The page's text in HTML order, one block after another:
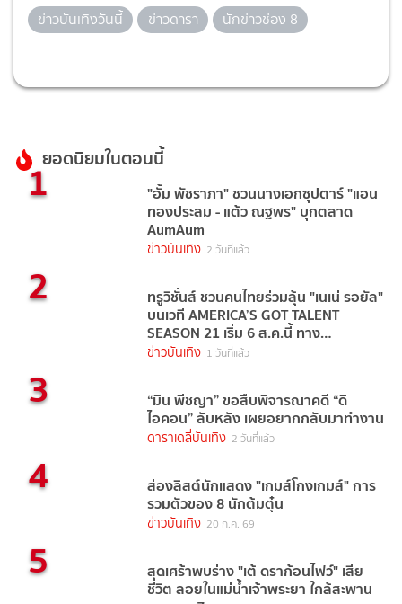
ข่าวบันเทิงวันนี้
ข่าวดารา นักข่าวช่อง 8
ยอดนิยมในตอนนี้
1 "อั้ม พัชราภา" ชวนนางเอกซุปตาร์ "แอน
ทองประสม - แต้ว ณฐพร" บุกตลาด
AumAum
ข่าวบันเทิง 2 วันที่แล้ว
2 ทรูวิชั่นส์ ชวนคนไทยร่วมลุ้น "เนเน่ รอยัล"
บนเวที AMERICA’S GOT TALENT
SEASON 21 เริ่ม 6 ส.ค.นี้ ทาง
TrueVisions NOW
ข่าวบันเทิง 1 วันที่แล้ว
3 “มิน พีชญา” ขอสืบพิจารณาคดี “ดิ
ไอคอน” ลับหลัง เผยอยากกลับมาทำงาน
ดาราเดลี่บันเทิง 2 วันที่แล้ว
4 ส่องลิสต์นักแสดง "เกมส์โกงเกมส์" การ
รวมตัวของ 8 นักต้มตุ๋น
ข่าวบันเทิง 20 ก.ค. 69
5 สุดเศร้าพบร่าง "เต้ ดราก้อนไฟว์" เสีย
ชีวิต ลอยในแม่น้ำเจ้าพระยา ใกล้สะพาน